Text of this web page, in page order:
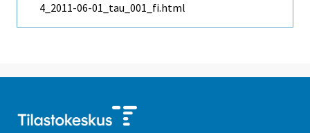
4_2011-06-01_tau_001_fi.html